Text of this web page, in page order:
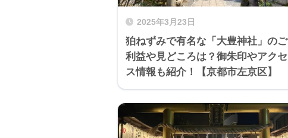
2025年3月23日
狛ねずみで有名な「大豊神社」のご
利益や見どころは？御朱印やアクセ
ス情報も紹介！【京都市左京区】